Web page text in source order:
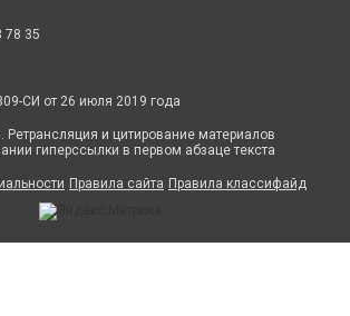
78 35
СИ от 26 июля 2019 года
и цитирование материалов
гиперссылки в первом абзаце текста
Правила сайта Правила классифайд